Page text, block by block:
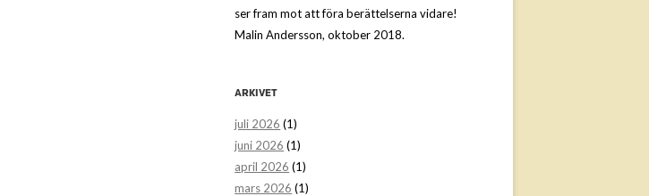
ser fram mot att föra berättelserna vidare!
Malin Andersson, oktober 2018.
ARKIVET
juli 2026 (1)
juni 2026 (1)
april 2026 (1)
mars 2026 (1)